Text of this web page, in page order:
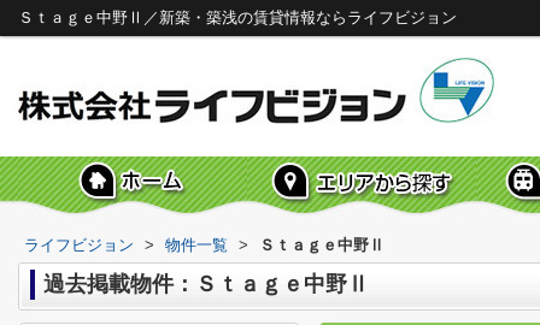
Ｓｔａｇｅ中野Ⅱ／新築・築浅の賃貸情報ならライフビジョン
ライフビジョン > 物件一覧 > Ｓｔａｇｅ中野Ⅱ
過去掲載物件：Ｓｔａｇｅ中野Ⅱ